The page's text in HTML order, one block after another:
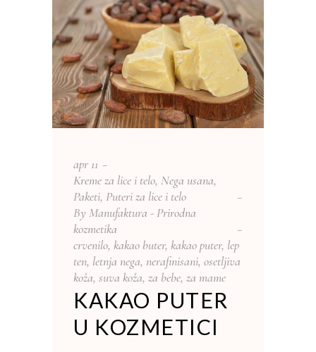
apr 11
Kreme za lice i telo, Nega usana,
Paketi, Puteri za lice i telo
By Manufaktura - Prirodna
kozmetika
crvenilo, kakao buter, kakao puter, lep
ten, letnja nega, nerafinisani, osetljiva
koža, suva koža, za bebe, za mame
KAKAO PUTER
U KOZMETICI